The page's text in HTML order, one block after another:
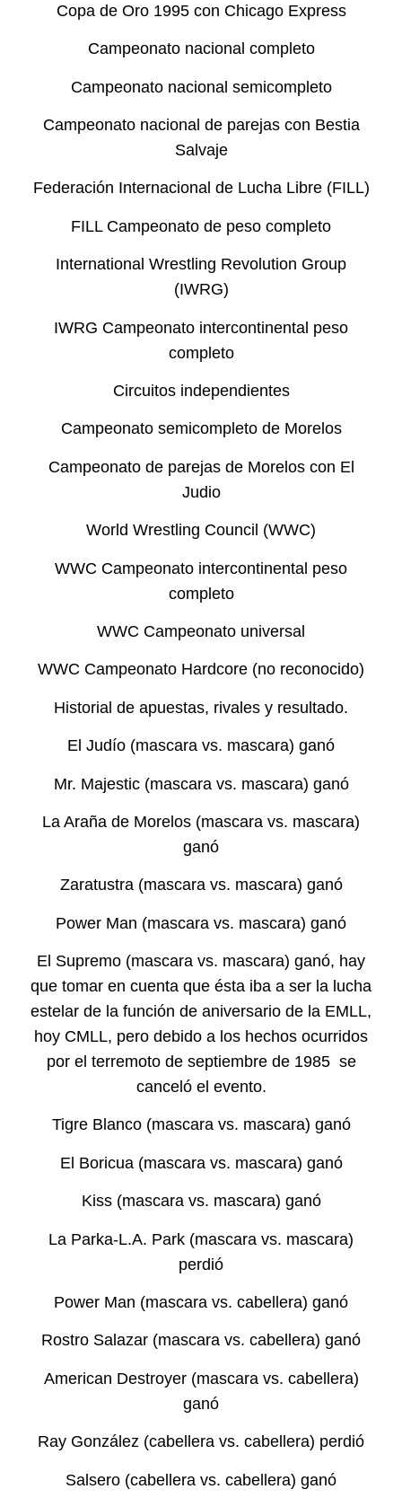
Copa de Oro 1995 con Chicago Express
Campeonato nacional completo
Campeonato nacional semicompleto
Campeonato nacional de parejas con Bestia
Salvaje
Federación Internacional de Lucha Libre (FILL)
FILL Campeonato de peso completo
International Wrestling Revolution Group
(IWRG)
IWRG Campeonato intercontinental peso
completo
Circuitos independientes
Campeonato semicompleto de Morelos
Campeonato de parejas de Morelos con El
Judio
World Wrestling Council (WWC)
WWC Campeonato intercontinental peso
completo
WWC Campeonato universal
WWC Campeonato Hardcore (no reconocido)
Historial de apuestas, rivales y resultado.
El Judío (mascara vs. mascara) ganó
Mr. Majestic (mascara vs. mascara) ganó
La Araña de Morelos (mascara vs. mascara)
ganó
Zaratustra (mascara vs. mascara) ganó
Power Man (mascara vs. mascara) ganó
El Supremo (mascara vs. mascara) ganó, hay
que tomar en cuenta que ésta iba a ser la lucha
estelar de la función de aniversario de la EMLL,
hoy CMLL, pero debido a los hechos ocurridos
por el terremoto de septiembre de 1985 se
canceló el evento.
Tigre Blanco (mascara vs. mascara) ganó
El Boricua (mascara vs. mascara) ganó
Kiss (mascara vs. mascara) ganó
La Parka-L.A. Park (mascara vs. mascara)
perdió
Power Man (mascara vs. cabellera) ganó
Rostro Salazar (mascara vs. cabellera) ganó
American Destroyer (mascara vs. cabellera)
ganó
Ray González (cabellera vs. cabellera) perdió
Salsero (cabellera vs. cabellera) ganó